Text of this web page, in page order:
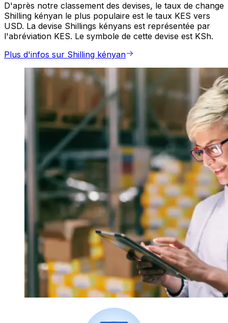
D'après notre classement des devises, le taux de change
Shilling kényan le plus populaire est le taux KES vers
USD. La devise Shillings kényans est représentée par
l'abréviation KES. Le symbole de cette devise est KSh.
Plus d'infos sur Shilling kényan